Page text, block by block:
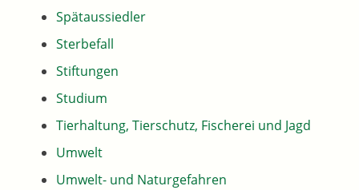
Spätaussiedler
Sterbefall
Stiftungen
Studium
Tierhaltung, Tierschutz, Fischerei und Jagd
Umwelt
Umwelt- und Naturgefahren